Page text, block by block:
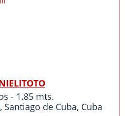
- 1.85 mts.
, Santiago de Cuba, Cuba